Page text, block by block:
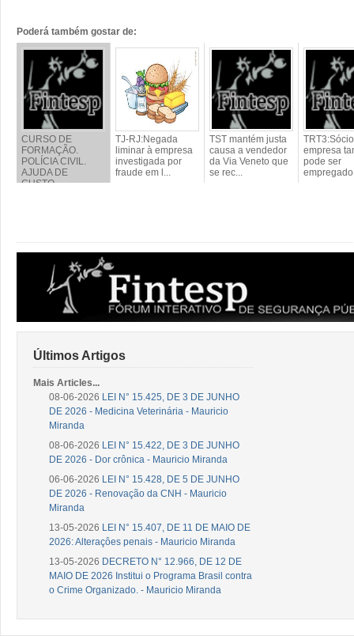
Poderá também gostar de:
CURSO DE
FORMAÇÃO.
POLÍCIA CIVIL.
AJUDA DE
CUSTO.
TJ-RJ:Negada
liminar à empresa
investigada por
fraude em l...
TST mantém justa
causa a vendedor
da Via Veneto que
se rec...
empresa
pode ser
Últimos Artigos
Mais Articles...
08-06-2026 LEI N° 15.425, DE 3 DE JUNHO
DE 2026 - Medicina Veterinária - Mauricio
Miranda
08-06-2026 LEI N° 15.422, DE 3 DE JUNHO
DE 2026 - Dor crônica - Mauricio Miranda
06-06-2026 LEI N° 15.428, DE 5 DE JUNHO
DE 2026 - Renovação da CNH - Mauricio
Miranda
13-05-2026 LEI N° 15.407, DE 11 DE MAIO DE
2026: Alteraçôes penais - Mauricio Miranda
13-05-2026 DECRETO N° 12.966, DE 12 DE
MAIO DE 2026 Institui o Programa Brasil contra
o Crime Organizado. - Mauricio Miranda